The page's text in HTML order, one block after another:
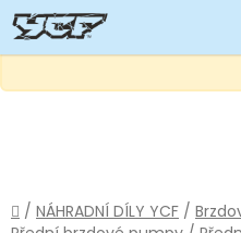
Domů
/ NÁHRADNÍ DÍLY YCF /